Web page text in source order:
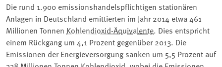
Die rund 1.900 emissionshandelspflichtigen stationären
Anlagen in Deutschland emittierten im Jahr 2014 etwa 461
Millionen Tonnen Kohlendioxid-Äquivalente. Dies entspricht
einem Rückgang um 4,1 Prozent gegenüber 2013. Die
Emissionen der Energieversorgung sanken um 5,5 Prozent auf